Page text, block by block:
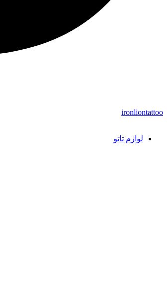
ironliontattoo
لوازم تاتو